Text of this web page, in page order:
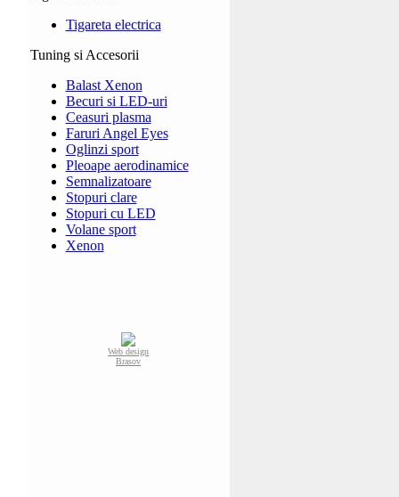
Tigareta electrica
Tuning si Accesorii
Balast Xenon
Becuri si LED-uri
Ceasuri plasma
Faruri Angel Eyes
Oglinzi sport
Pleoape aerodinamice
Semnalizatoare
Stopuri clare
Stopuri cu LED
Volane sport
Xenon
Web design
Brasov